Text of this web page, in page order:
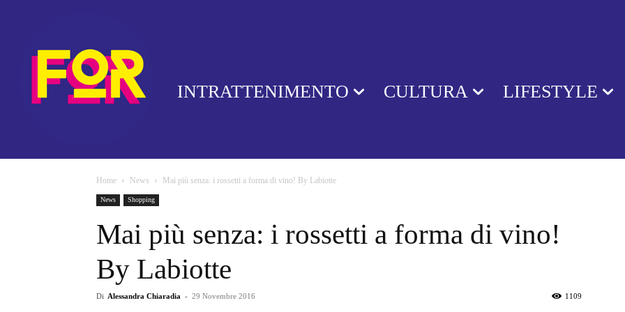
INTRATTENIMENTO CULTURA LIFESTYLE
Home News Mai più senza: i rossetti a forma di vino! By Labiotte
News Shopping
Mai più senza: i rossetti a forma di vino!
By Labiotte
Di Alessandra Chiaradia - 29 Novembre 2016 1109